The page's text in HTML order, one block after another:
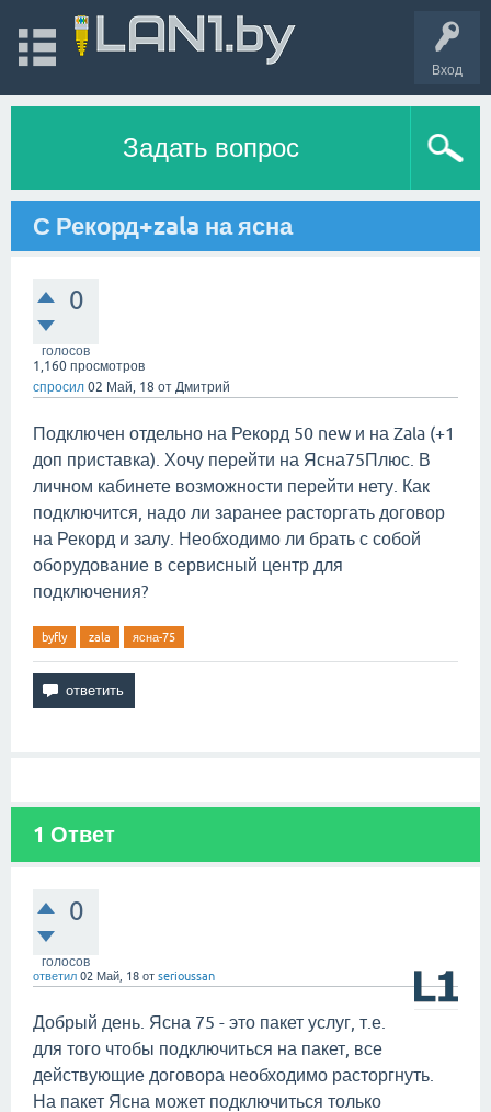
Вход
Задать вопрос
С Рекорд+zala на ясна
0
голосов
1,160 просмотров
спросил 02 Май, 18 от Дмитрий
Подключен отдельно на Рекорд 50 new и на Zala (+1
доп приставка). Хочу перейти на Ясна75Плюс. В
личном кабинете возможности перейти нету. Как
подключится, надо ли заранее расторгать договор
на Рекорд и залу. Необходимо ли брать с собой
оборудование в сервисный центр для
подключения?
byfly zala ясна-75
1 Ответ
0
голосов
ответил 02 Май, 18 от serioussan
Добрый день. Ясна 75 - это пакет услуг, т.е.
для того чтобы подключиться на пакет, все
действующие договора необходимо расторгнуть.
На пакет Ясна может подключиться только